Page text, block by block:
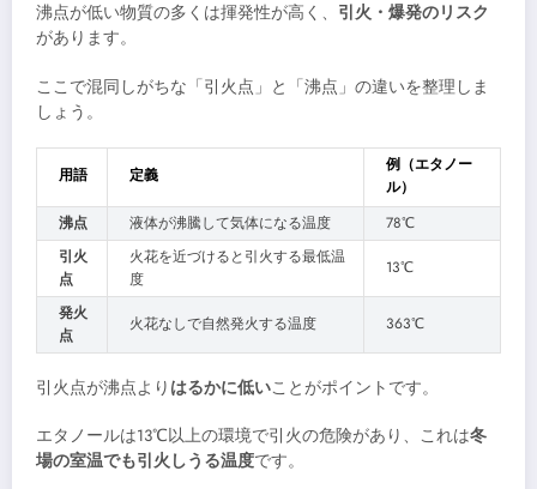
沸点が低い物質の多くは揮発性が高く、 引火・爆発のリスク
があります。
ここで混同しがちな「引火点」と「沸点」の違いを整理しま
しょう。
用語 定義
例（エタノー
ル）
沸点
液体が沸騰して気体になる温度
78℃
引火
点
火花を近づけると引火する最低温
度
13℃
発火
点
火花なしで自然発火する温度 363℃
引火点が沸点より はるかに低いことがポイントです。
エタノールは13℃以上の環境で引火の危険があり、これは冬
場の室温でも引火しうる温度です。